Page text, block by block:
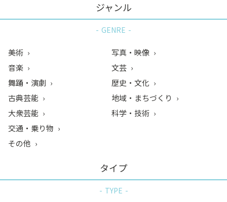
ジャンル
GENRE
美術
音楽
舞踊・演劇
古典芸能
大衆芸能
写真・映像
文芸
歴史・文化
地域・まちづくり
科学・技術
交通・乗り物
その他
タイプ
TYPE